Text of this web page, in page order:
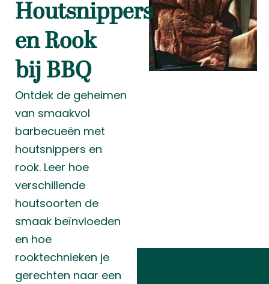
Houtsnippers
en Rook
bij BBQ
Ontdek de geheimen
van smaakvol
barbecueën met
houtsnippers en
rook. Leer hoe
verschillende
houtsoorten de
smaak beïnvloeden
en hoe
rooktechnieken je
gerechten naar een